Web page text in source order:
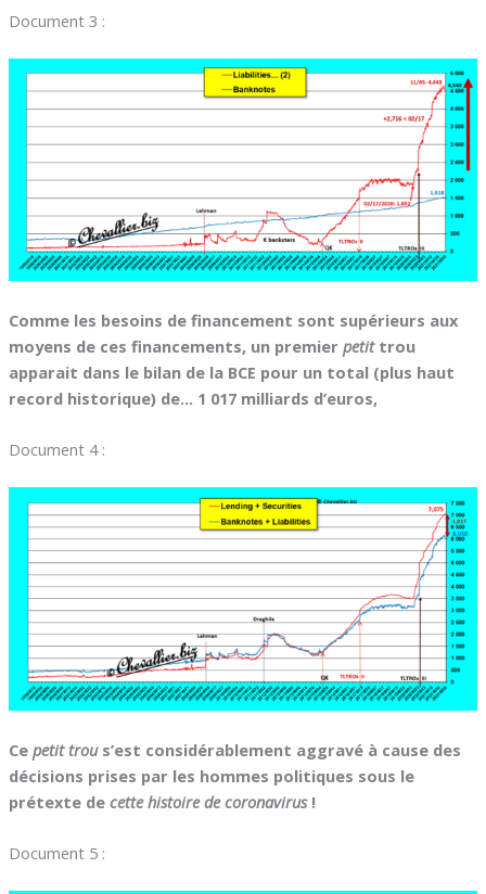
Document 3 :
Comme les besoins de financement sont supérieurs aux
moyens de ces financements, un premier petittrou
apparait dans le bilan de la BCE pour un total (plus haut
record historique) de… 1 017 milliards d’euros,
Document 4 :
Ce petit trous’est considérablement aggravé à cause des
décisions prises par les hommes politiques sous le
prétexte de cette histoire de coronavirus!
Document 5 :